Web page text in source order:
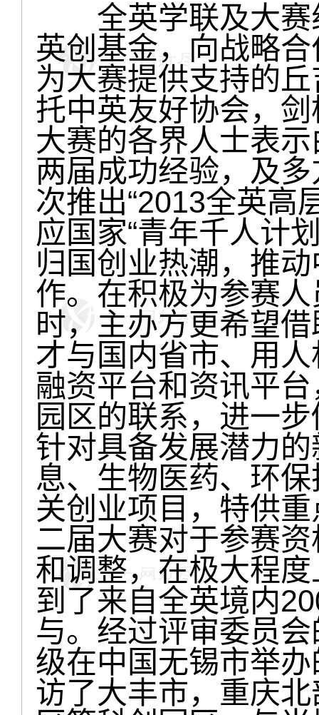
全英学联及大赛
英创基金，向战略
为大赛提供支持的
托中英友好协会，
大赛的各界人士表
两届成功经验，及
次推出“2013全英高
应国家“青年千人计
归国创业热潮，推
作。在积极为参赛
时，主办方更希望
才与国内省市、用
融资平台和资讯平
园区的联系，进一
针对具备发展潜力
息、生物医药、环
关创业项目，特供
二届大赛对于参赛
和调整，在极大程
到了来自全英境内
与。经过评审委员
级在中国无锡市举
访了大丰市，重庆